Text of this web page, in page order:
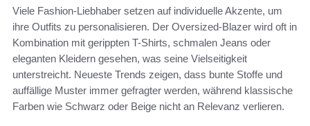
Viele Fashion-Liebhaber setzen auf individuelle Akzente, um
ihre Outfits zu personalisieren. Der Oversized-Blazer wird oft in
Kombination mit gerippten T-Shirts, schmalen Jeans oder
eleganten Kleidern gesehen, was seine Vielseitigkeit
unterstreicht. Neueste Trends zeigen, dass bunte Stoffe und
auffällige Muster immer gefragter werden, während klassische
Farben wie Schwarz oder Beige nicht an Relevanz verlieren.